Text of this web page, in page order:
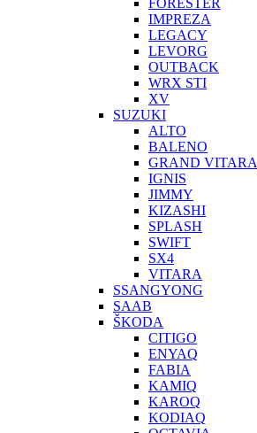
IMPREZA
LEGACY
LEVORG
OUTBACK
WRX STI
XV
SUZUKI
ALTO
BALENO
GRAND VITARA
IGNIS
JIMMY
KIZASHI
SPLASH
SWIFT
SX4
VITARA
SSANGYONG
SAAB
ŠKODA
CITIGO
ENYAQ
FABIA
KAMIQ
KAROQ
KODIAQ